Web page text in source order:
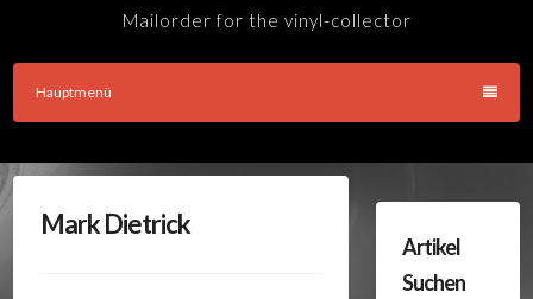
Mailorder for the vinyl-collector
Hauptmenü
Mark Dietrick
Artikel
Suchen